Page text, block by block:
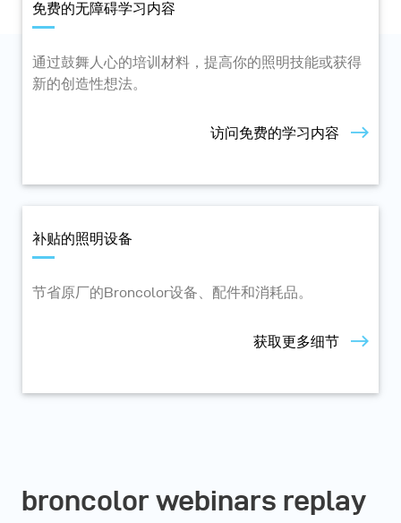
免费的无障碍学习内容
通过鼓舞人心的培训材料，提高你的照明技能或获得
新的创造性想法。
访问免费的学习内容
补贴的照明设备
节省原厂的Broncolor设备、配件和消耗品。
获取更多细节
broncolor webinars replay